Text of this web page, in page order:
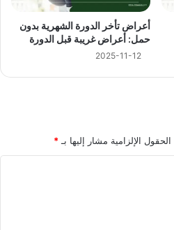
أعراض تأخر الدورة الشهرية بدون
حمل: أعراض غريبة قبل الدورة
2025-11-12
الحقول الإلزامية مشار إليها بـ *